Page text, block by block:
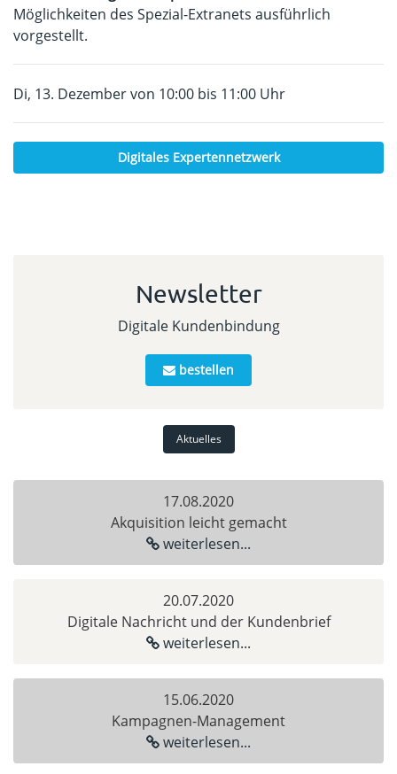
Möglichkeiten des Spezial-Extranets ausführlich
vorgestellt.
Di, 13. Dezember von 10:00 bis 11:00 Uhr
Digitales Expertennetzwerk
Newsletter
Digitale Kundenbindung
bestellen
Aktuelles
17.08.2020
Akquisition leicht gemacht
weiterlesen...
20.07.2020
Digitale Nachricht und der Kundenbrief
weiterlesen...
15.06.2020
Kampagnen-Management
weiterlesen...